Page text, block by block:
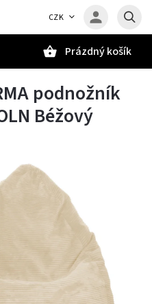
CZK
Prázdný košík
podnožník
Béžový